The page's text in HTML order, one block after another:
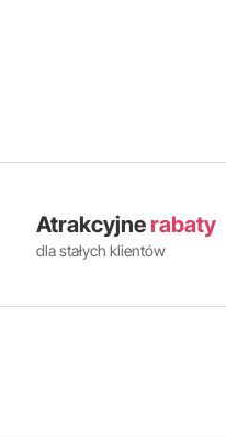
Atrakcyjne rabaty
dla stałych klientów